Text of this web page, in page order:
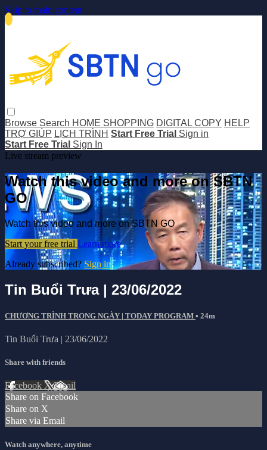
Skip to main content
Browse Search HOME SHOPPING DIGITAL COPY HELP
TRỢ GIÚP LỊCH TRÌNH Start Free Trial Sign in
Start Free Trial Sign In
Live stream preview
Watch this video and more on SBTN
GO
Watch this video and more on SBTN GO
Start your free trial Learn more
Already subscribed? Sign in
Tin Buổi Trưa | 23/06/2022
CHƯƠNG TRÌNH TRONG NGÀY | TODAY PROGRAM • 24m
Tin Buổi Trưa | 23/06/2022
Share with friends
Facebook XEmail
Share on Facebook
Share on X
Share via Email
Watch anywhere, anytime